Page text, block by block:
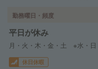
勤務曜日・頻度
平日が休み
月・火・木・金・土 ※水・日
休日休暇